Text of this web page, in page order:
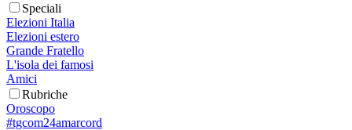
Speciali
Elezioni Italia
Elezioni estero
Grande Fratello
L'isola dei famosi
Amici
Rubriche
Oroscopo
#tgcom24amarcord